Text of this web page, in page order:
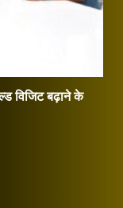
विजिट बढ़ाने के